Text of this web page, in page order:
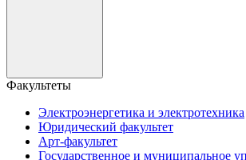
Факультеты
Электроэнергетика и электротехника
Юридический факультет
Арт-факультет
Государственное и муниципальное